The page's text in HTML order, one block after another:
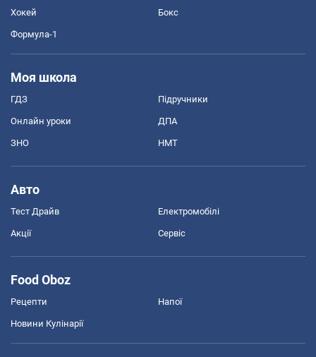
Хокей Бокс
Формула-1
Моя школа
ГДЗ Підручники
Онлайн уроки ДПА
ЗНО НМТ
Авто
Тест Драйв Електромобілі
Акції Сервіс
Food Oboz
Рецепти Напої
Новини Кулінарії